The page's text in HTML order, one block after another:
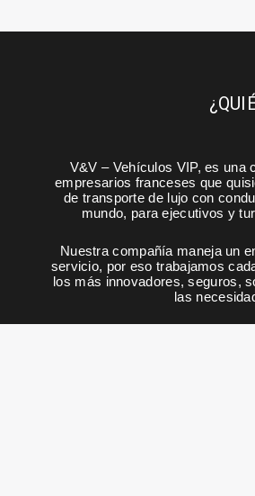
V&V – Vehículos VIP, es una
empresarios franceses que
de transporte de lujo con
mundo, para ejecutivos y
Nuestra compañía maneja un
servicio, por eso trabajamos
los más innovadores, seguros,
las